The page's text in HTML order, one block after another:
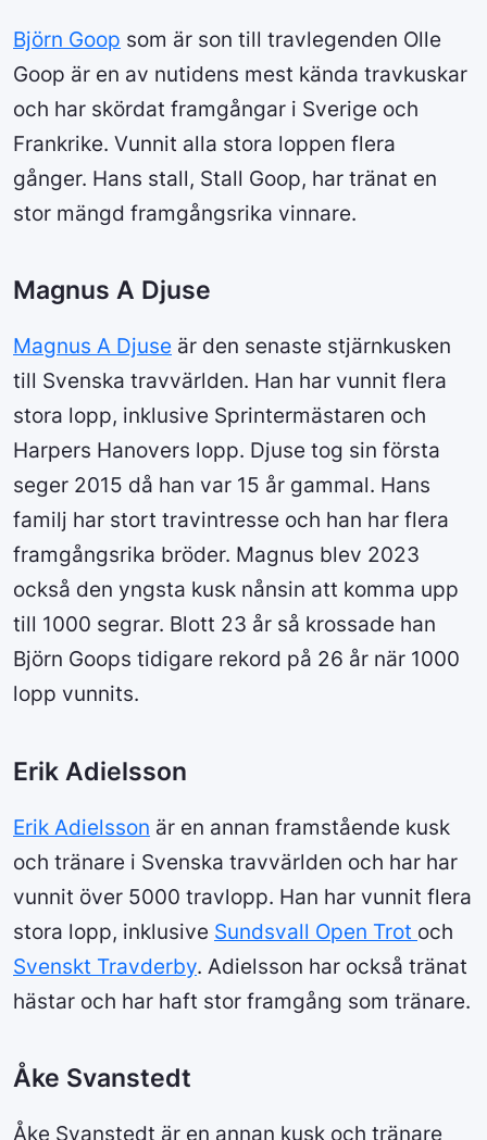
Björn Goop som är son till travlegenden Olle
Goop är en av nutidens mest kända travkuskar
och har skördat framgångar i Sverige och
Frankrike. Vunnit alla stora loppen flera
gånger. Hans stall, Stall Goop, har tränat en
stor mängd framgångsrika vinnare.
Magnus A Djuse
Magnus A Djuse är den senaste stjärnkusken
till Svenska travvärlden. Han har vunnit flera
stora lopp, inklusive Sprintermästaren och
Harpers Hanovers lopp. Djuse tog sin första
seger 2015 då han var 15 år gammal. Hans
familj har stort travintresse och han har flera
framgångsrika bröder. Magnus blev 2023
också den yngsta kusk nånsin att komma upp
till 1000 segrar. Blott 23 år så krossade han
Björn Goops tidigare rekord på 26 år när 1000
lopp vunnits.
Erik Adielsson
Erik Adielsson är en annan framstående kusk
och tränare i Svenska travvärlden och har har
vunnit över 5000 travlopp. Han har vunnit flera
stora lopp, inklusive Sundsvall Open Trot och
Svenskt Travderby. Adielsson har också tränat
hästar och har haft stor framgång som tränare.
Åke Svanstedt
Åke Svanstedt är en annan kusk och tränare